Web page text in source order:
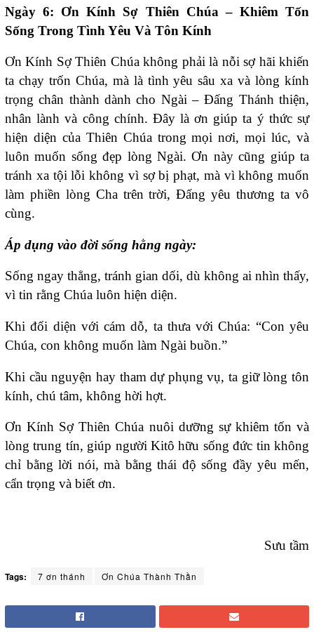
Ngày 6: Ơn Kính Sợ Thiên Chúa – Khiêm Tốn
Sống Trong Tình Yêu Và Tôn Kính
Ơn Kính Sợ Thiên Chúa không phải là nỗi sợ hãi khiến
ta chạy trốn Chúa, mà là tình yêu sâu xa và lòng kính
trọng chân thành dành cho Ngài – Đấng Thánh thiện,
nhân lành và công chính. Đây là ơn giúp ta ý thức sự
hiện diện của Thiên Chúa trong mọi nơi, mọi lúc, và
luôn muốn sống đẹp lòng Ngài. Ơn này cũng giúp ta
tránh xa tội lỗi không vì sợ bị phạt, mà vì không muốn
làm phiền lòng Cha trên trời, Đấng yêu thương ta vô
cùng.
Áp dụng vào đời sống hằng ngày:
Sống ngay thẳng, tránh gian dối, dù không ai nhìn thấy,
vì tin rằng Chúa luôn hiện diện.
Khi đối diện với cám dỗ, ta thưa với Chúa: “Con yêu
Chúa, con không muốn làm Ngài buồn.”
Khi cầu nguyện hay tham dự phụng vụ, ta giữ lòng tôn
kính, chú tâm, không hời hợt.
Ơn Kính Sợ Thiên Chúa nuôi dưỡng sự khiêm tốn và
lòng trung tín, giúp người Kitô hữu sống đức tin không
chỉ bằng lời nói, mà bằng thái độ sống đầy yêu mến,
cẩn trọng và biết ơn.
Sưu tầm
Tags: 7 ơn thánh Ơn Chúa Thành Thần